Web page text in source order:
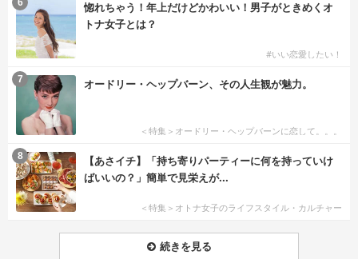
惚れちゃう！年上だけどかわいい！男子がときめくオ
トナ女子とは？
#いい恋愛したい！
オードリー・ヘップバーン、その人生観が魅力。
＜特集＞オードリー・ヘップバーンに恋して。。。
7
【あさイチ】「持ち寄りパーティーに何を持っていけ
ばいいの？」簡単で見栄えが...
＜特集＞オトナ女子のライフスタイル・カルチャー
8
続きを見る